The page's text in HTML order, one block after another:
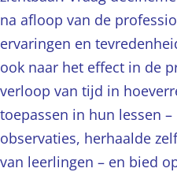
na afloop van de
ervaringen en
ook naar het effect in de
verloop van tijd in
toepassen in hun lessen
observaties, herhaalde
van leerlingen – en bied